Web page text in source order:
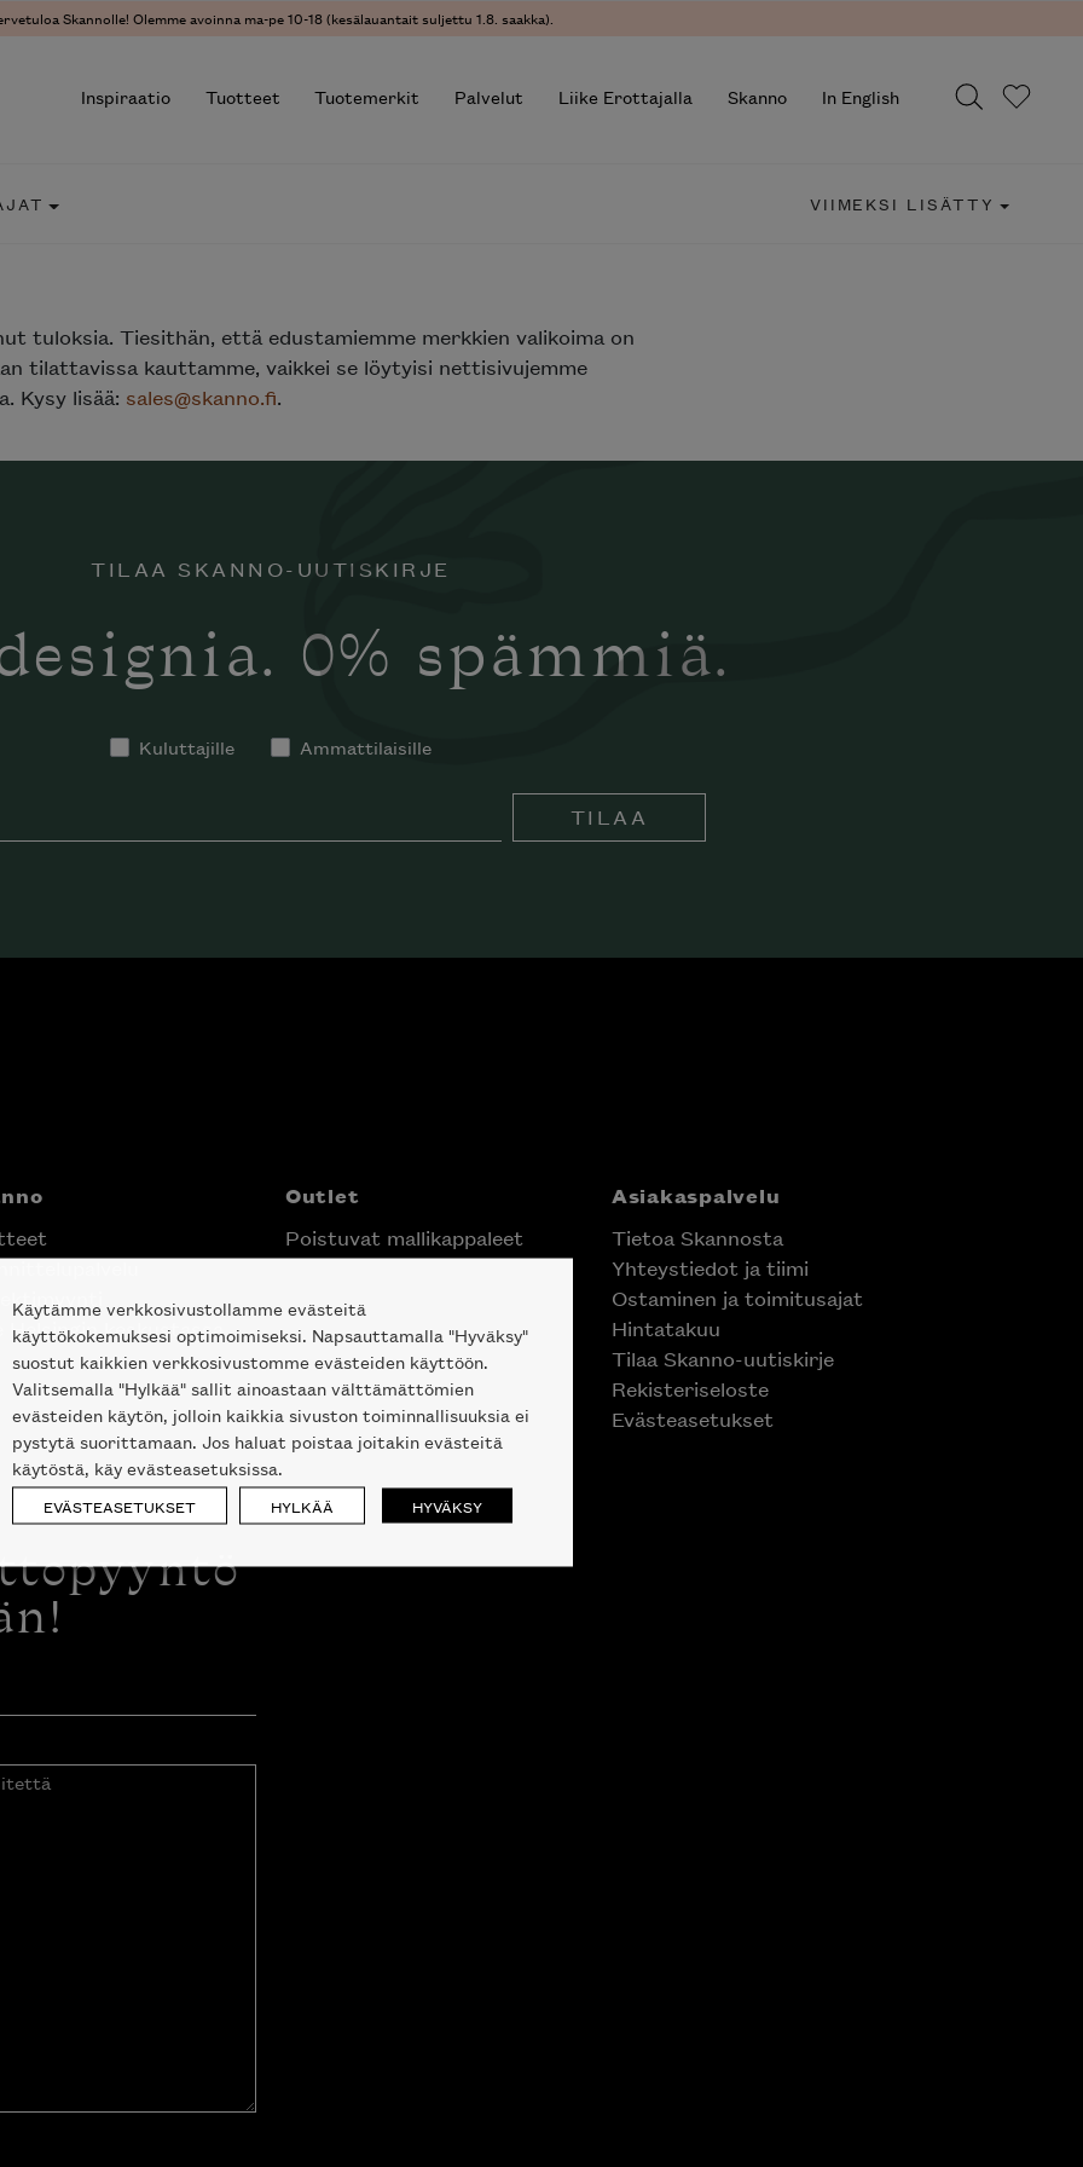
Skannolle! Olemme avoinna ma-pe 10-18 (kesälauantait suljettu 1.8. saakka).
Inspiraatio Tuotteet Tuotemerkit Palvelut Liike Erottajalla Skanno In English
VIIMEKSI LISÄTTY
tuloksia. Tiesithän, että edustamiemme merkkien valikoima on
tilattavissa kauttamme, vaikkei se löytyisi nettisivujemme
Kysy lisää: sales@skanno.fi.
TILAA SKANNO-UUTISKIRJE
0% spämmiä.
Kuluttajille Ammattilaisille
TILAA
Helsingin keskustassa
Outlet
Poistuvat mallikappaleet
Asiakaspalvelu
Tietoa Skannosta
Yhteystiedot ja tiimi
Ostaminen ja toimitusajat
Hintatakuu
Tilaa Skanno-uutiskirje
Rekisteriseloste
Evästeasetukset
Käytämme verkkosivustollamme evästeitä
käyttökokemuksesi optimoimiseksi. Napsauttamalla "Hyväksy"
suostut kaikkien verkkosivustomme evästeiden käyttöön.
Valitsemalla "Hylkää" sallit ainoastaan välttämättömien
evästeiden käytön, jolloin kaikkia sivuston toiminnallisuuksia ei
pystytä suorittamaan. Jos haluat poistaa joitakin evästeitä
käytöstä, käy evästeasetuksissa.
EVÄSTEASETUKSET HYLKÄÄ HYVÄKSY